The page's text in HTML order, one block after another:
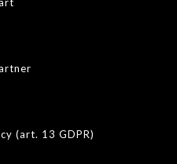
(art. 13 GDPR)